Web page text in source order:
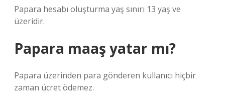
Papara hesabı oluşturma yaş sınırı 13 yaş ve
üzeridir.
Papara maaş yatar mı?
Papara üzerinden para gönderen kullanıcı hiçbir
zaman ücret ödemez.